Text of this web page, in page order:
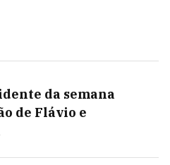
da semana
de Flávio e